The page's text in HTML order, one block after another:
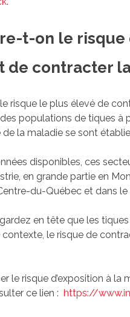
t-on le
de contracter
risque le plus élevé de
populations de tiques à
la maladie se sont
disponibles, ces
en grande partie en
du-Québec et dans le
en tête que les
contexte, le risque de
le risque d’exposition à la
ce lien :https://